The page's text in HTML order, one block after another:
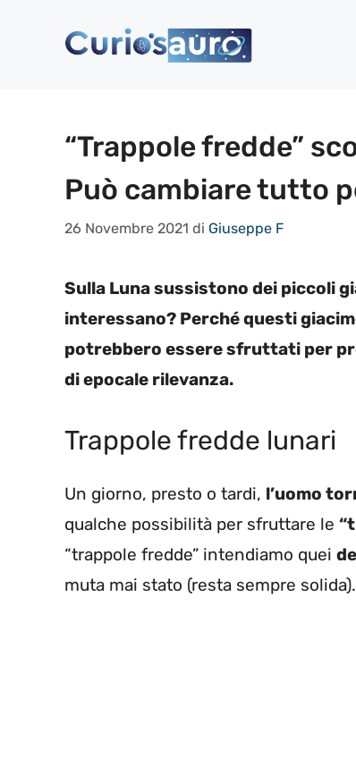
“Trappole fredde”
Può cambiare tutto
26 Novembre 2021 di Giuseppe F
Sulla Luna sussistono dei piccoli
interessano? Perché questi
potrebbero essere sfruttati per
di epocale rilevanza.
Trappole fredde lunari
Un giorno, presto o tardi, l’uomo
qualche possibilità per sfruttare le
“trappole fredde” intendiamo quei
muta mai stato (resta sempre solida).